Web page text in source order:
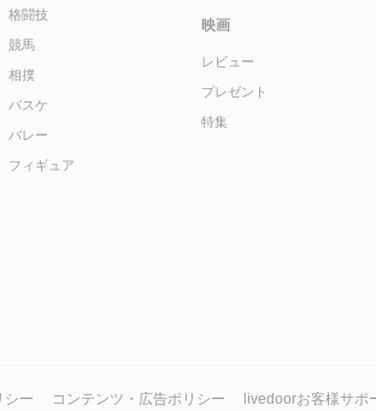
格闘技
競馬
相撲
バスケ
バレー
フィギュア
映画
レビュー
プレゼント
特集
シー コンテンツ・広告ポリシー livedoorお客様サポ